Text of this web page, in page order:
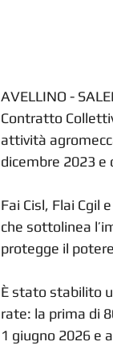
AVELLINO -
Contratto
attività
dicembre 2023 e
Fai Cisl, Flai Cgil
che sottolinea
protegge il
È stato stabilito
rate: la prima di
1 giugno 2026 e